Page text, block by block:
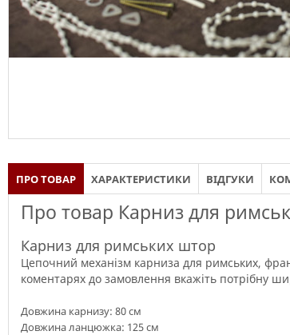
ПРО ТОВАР ХАРАКТЕРИСТИКИ ВІДГУКИ
Про товар Карниз для
Карниз для римських штор
Цепочний механізм карниза для римських,
коментарях до замовлення вкажіть потрібну
Довжина карнизу: 80 см
Довжина ланцюжка: 125 см